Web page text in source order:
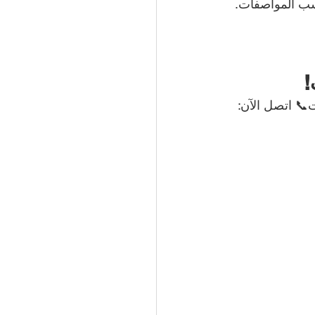
المواصفات.
اتصل الآن: